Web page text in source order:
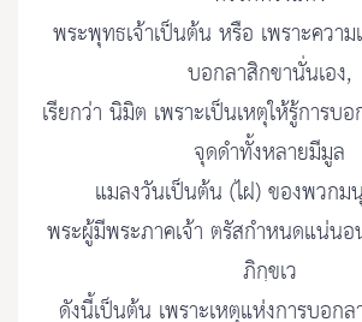
พระพุทธเจ้าเป็นต้น หรือ เพราะควา
บอกลาสิกขานั่นเอง,
เรียกว่า นิมิต เพราะเป็นเหตุให้รู้การบ
จุดดำทั้งหลายมีมูล
แมลงวันเป็นต้น (ไฝ) ของพวก
พระผู้มีพระภาคเจ้า ตรัสกำหนดแน่นอ
ภิกฺขเว
ดังนี้เป็นต้น เพราะเหตุแห่งการบอก